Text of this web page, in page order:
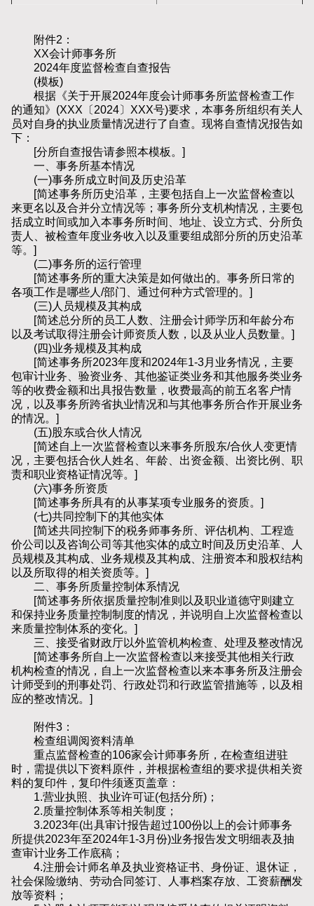
附件2：
XX会计师事务所
2024年度监督检查自查报告
(模板)
根据《关于开展2024年度会计师事务所监督检查工作
的通知》(XXX〔2024〕XXX号)要求，本事务所组织有关人
员对自身的执业质量情况进行了自查。现将自查情况报告如
下：
[分所自查报告请参照本模板。]
一、事务所基本情况
(一)事务所成立时间及历史沿革
[简述事务所历史沿革，主要包括自上一次监督检查以
来更名以及合并分立情况等；事务所分支机构情况，主要包
括成立时间或加入本事务所时间、地址、设立方式、分所负
责人、被检查年度业务收入以及重要组成部分所的历史沿革
等。]
(二)事务所的运行管理
[简述事务所的重大决策是如何做出的。事务所日常的
各项工作是哪些人/部门、通过何种方式管理的。]
(三)人员规模及其构成
[简述总分所的员工人数、注册会计师学历和年龄分布
以及考试取得注册会计师资质人数，以及从业人员数量。]
(四)业务规模及其构成
[简述事务所2023年度和2024年1-3月业务情况，主要
包审计业务、验资业务、其他鉴证类业务和其他服务类业务
等的收费金额和出具报告数量，收费最高的前五名客户情
况，以及事务所跨省执业情况和与其他事务所合作开展业务
的情况。]
(五)股东或合伙人情况
[简述自上一次监督检查以来事务所股东/合伙人变更情
况，主要包括合伙人姓名、年龄、出资金额、出资比例、职
责和职业资格证情况等。]
(六)事务所资质
[简述事务所具有的从事某项专业服务的资质。]
(七)共同控制下的其他实体
[简述共同控制下的税务师事务所、评估机构、工程造
价公司以及咨询公司等其他实体的成立时间及历史沿革、人
员规模及其构成、业务规模及其构成、注册资本和股权结构
以及所取得的相关资质等。]
二、事务所质量控制体系情况
[简述事务所依据质量控制准则以及职业道德守则建立
和保持业务质量控制制度的情况，并说明自上次监督检查以
来质量控制体系的变化。]
三、接受省财政厅以外监管机构检查、处理及整改情况
[简述事务所自上一次监督检查以来接受其他相关行政
机构检查的情况，自上一次监督检查以来本事务所及注册会
计师受到的刑事处罚、行政处罚和行政监管措施等，以及相
应的整改情况。]
附件3：
检查组调阅资料清单
重点监督检查的106家会计师事务所，在检查组进驻
时，需提供以下资料原件，并根据检查组的要求提供相关资
料的复印件，复印件须逐页盖章：
1.营业执照、执业许可证(包括分所)；
2.质量控制体系等相关制度；
3.2023年(出具审计报告超过100份以上的会计师事务
所提供2023年至2024年1-3月份)业务报告发文明细表及抽
查审计业务工作底稿；
4.注册会计师名单及执业资格证书、身份证、退休证，
社会保险缴纳、劳动合同签订、人事档案存放、工资薪酬发
放等资料；